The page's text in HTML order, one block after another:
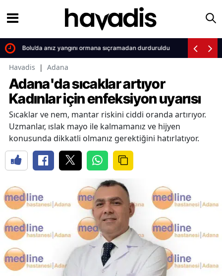
Bolu’da anız yangını ormana sıçramadan durduruldu
Havadis | Adana
Adana'da sıcaklar artıyor
Kadınlar için enfeksiyon uyarısı
Sıcaklar ve nem, mantar riskini ciddi oranda artırıyor.
Uzmanlar, ıslak mayo ile kalmamanız ve hijyen
konusunda dikkatli olmanız gerektiğini hatırlatıyor.